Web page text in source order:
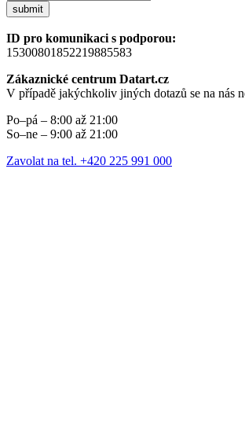
submit
ID pro komunikaci s podporou:
15300801852219885583
Zákaznické centrum Datart.cz
V případě jakýchkoliv jiných dotazů se na nás
Po–pá – 8:00 až 21:00
So–ne – 9:00 až 21:00
Zavolat na tel. +420 225 991 000